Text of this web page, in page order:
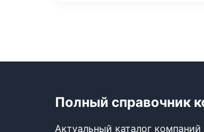
Полный справочник
Актуальный каталог